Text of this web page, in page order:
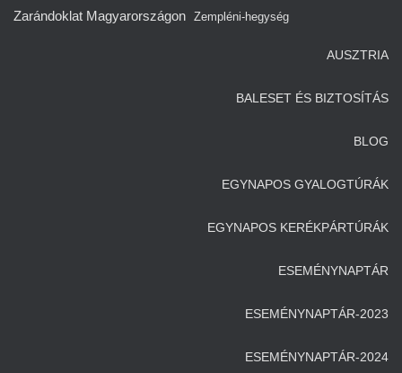
Zarándoklat Magyarországon Zempléni-hegység
AUSZTRIA
BALESET ÉS BIZTOSÍTÁS
BLOG
EGYNAPOS GYALOGTÚRÁK
EGYNAPOS KERÉKPÁRTÚRÁK
ESEMÉNYNAPTÁR
ESEMÉNYNAPTÁR-2023
ESEMÉNYNAPTÁR-2024